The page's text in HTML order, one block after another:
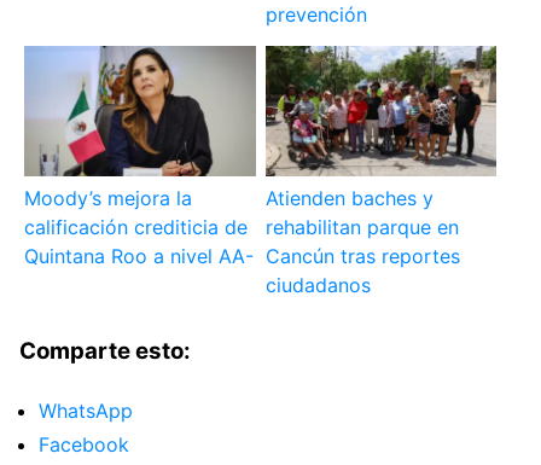
prevención
Moody’s mejora la
calificación crediticia de
Quintana Roo a nivel AA-
Atienden baches y
rehabilitan parque en
Cancún tras reportes
ciudadanos
Comparte esto:
WhatsApp
Facebook